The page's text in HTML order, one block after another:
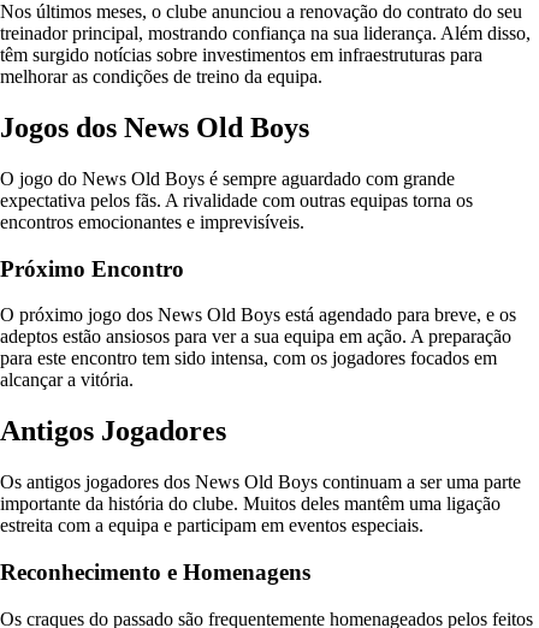
Nos últimos meses, o clube anunciou a renovação do contrato do seu
treinador principal, mostrando confiança na sua liderança. Além disso,
têm surgido notícias sobre investimentos em infraestruturas para
melhorar as condições de treino da equipa.
Jogos dos News Old Boys
O jogo do News Old Boys é sempre aguardado com grande
expectativa pelos fãs. A rivalidade com outras equipas torna os
encontros emocionantes e imprevisíveis.
Próximo Encontro
O próximo jogo dos News Old Boys está agendado para breve, e os
adeptos estão ansiosos para ver a sua equipa em ação. A preparação
para este encontro tem sido intensa, com os jogadores focados em
alcançar a vitória.
Antigos Jogadores
Os antigos jogadores dos News Old Boys continuam a ser uma parte
importante da história do clube. Muitos deles mantêm uma ligação
estreita com a equipa e participam em eventos especiais.
Reconhecimento e Homenagens
Os craques do passado são frequentemente homenageados pelos feitos